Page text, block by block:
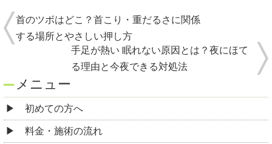
首のツボはどこ？首こり・重だるさに関係
する場所とやさしい押し方
手足が熱い 眠れない原因とは？夜にほて
る理由と今夜できる対処法
メニュー
初めての方へ
料金・施術の流れ